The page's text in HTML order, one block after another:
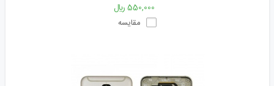
550,000 ﷼
مقایسه